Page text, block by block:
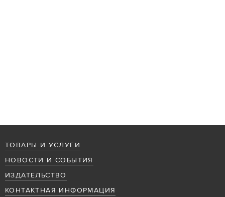
ТОВАРЫ И УСЛУГИ
НОВОСТИ И СОБЫТИЯ
ИЗДАТЕЛЬСТВО
КОНТАКТНАЯ ИНФОРМАЦИЯ